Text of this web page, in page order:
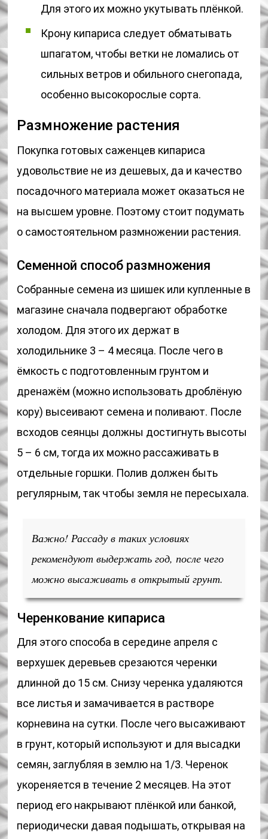
Для этого их можно укутывать плёнкой.
Крону кипариса следует обматывать
шпагатом, чтобы ветки не ломались от
сильных ветров и обильного снегопада,
особенно высокорослые сорта.
Размножение растения
Покупка готовых саженцев кипариса
удовольствие не из дешевых, да и качество
посадочного материала может оказаться не
на высшем уровне. Поэтому стоит подумать
о самостоятельном размножении растения.
Семенной способ размножения
Собранные семена из шишек или купленные в
магазине сначала подвергают обработке
холодом. Для этого их держат в
холодильнике 3 – 4 месяца. После чего в
ёмкость с подготовленным грунтом и
дренажём (можно использовать дроблёную
кору) высеивают семена и поливают. После
всходов сеянцы должны достигнуть высоты
5 – 6 см, тогда их можно рассаживать в
отдельные горшки. Полив должен быть
регулярным, так чтобы земля не пересыхала.
Важно! Рассаду в таких условиях
рекомендуют выдержать год, после чего
можно высаживать в открытый грунт.
Черенкование кипариса
Для этого способа в середине апреля с
верхушек деревьев срезаются черенки
длинной до 15 см. Снизу черенка удаляются
все листья и замачивается в растворе
корневина на сутки. После чего высаживают
в грунт, который используют и для высадки
семян, заглубляя в землю на 1/3. Черенок
укореняется в течение 2 месяцев. На этот
период его накрывают плёнкой или банкой,
периодически давая подышать, открывая на